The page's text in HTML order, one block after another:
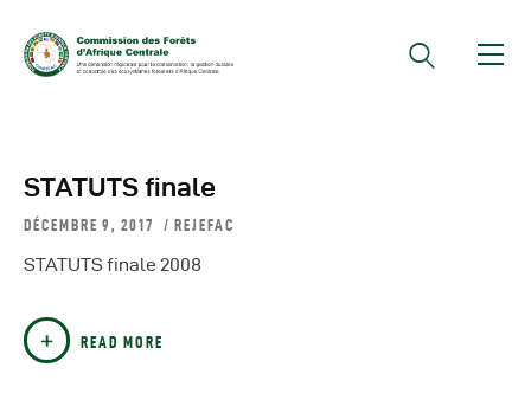
Rapports
STATUTS finale
DÉCEMBRE 9, 2017 REJEFAC
STATUTS finale 2008
READ MORE